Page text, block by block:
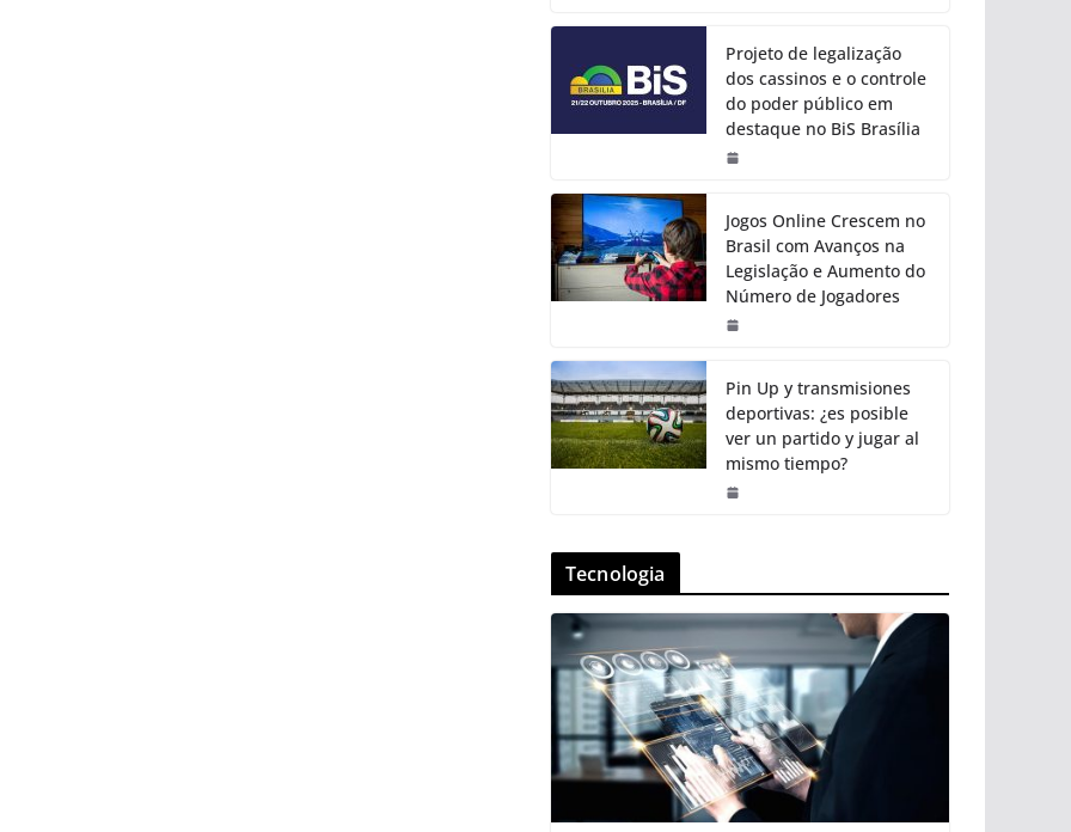
Projeto de legalização
dos cassinos e o controle
do poder público em
destaque no BiS Brasília
Jogos Online Crescem no
Brasil com Avanços na
Legislação e Aumento do
Número de Jogadores
Pin Up y transmisiones
deportivas: ¿es posible
ver un partido y jugar al
mismo tiempo?
Tecnologia